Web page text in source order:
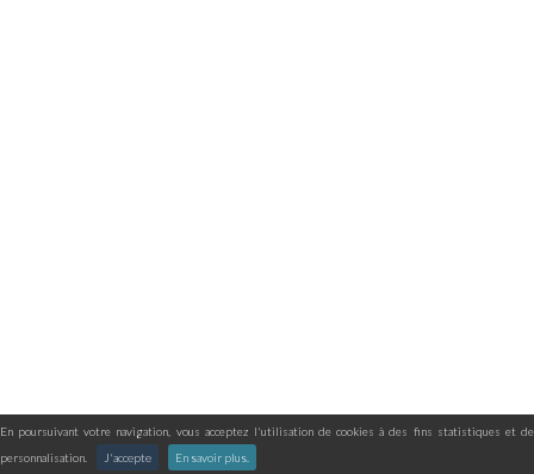
En poursuivant votre navigation, vous acceptez l'utilisation de cookies à des fins statistiques et de
personnalisation.
J'accepte En savoir plus.